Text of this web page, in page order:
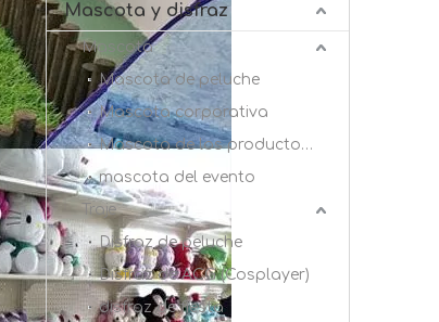
Mascota y disfraz
Mascota
Mascota de peluche
Mascota corporativa
Mascota de los productos básicos
mascota del evento
Traje
Disfraz de peluche
Disfraz de ACG (Cosplayer)
disfraz de fiesta